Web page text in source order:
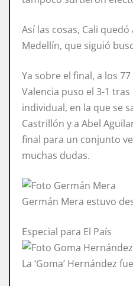
Así las cosas, Cali
Medellín, que siguió
Ya sobre el final, a los
Valencia puso el 3-1
individual, en la que se
Castrillón y a Abel
final para un conjunto
muchas dudas.
Germán Mera estuvo
Especial para El País
La ‘Goma’ Hernández